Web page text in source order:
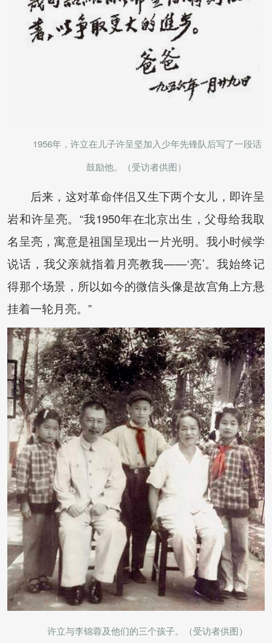
1956年，许立在儿子许呈坚加入少年先锋队后写了一段话
鼓励他。（受访者供图）
后来，这对革命伴侣又生下两个女儿，即许呈
岩和许呈亮。“我1950年在北京出生，父母给我取
名呈亮，寓意是祖国呈现出一片光明。我小时候学
说话，我父亲就指着月亮教我——‘亮’。我始终记
得那个场景，所以如今的微信头像是故宫角上方悬
挂着一轮月亮。”
许立与李锦蓉及他们的三个孩子。（受访者供图）